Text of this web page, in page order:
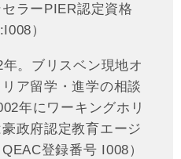
ラーPIER認定資格
）
。ブリスベン現地オ
ア留学・進学の相談
年にワーキングホリ
政府認定教育エージ
登録番号 I008）